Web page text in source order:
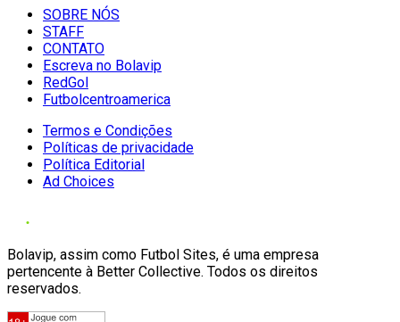
SOBRE NÓS
STAFF
CONTATO
Escreva no Bolavip
RedGol
Futbolcentroamerica
Termos e Condições
Políticas de privacidade
Política Editorial
Ad Choices
Bolavip, assim como Futbol Sites, é uma empresa
pertencente à Better Collective. Todos os direitos
reservados.